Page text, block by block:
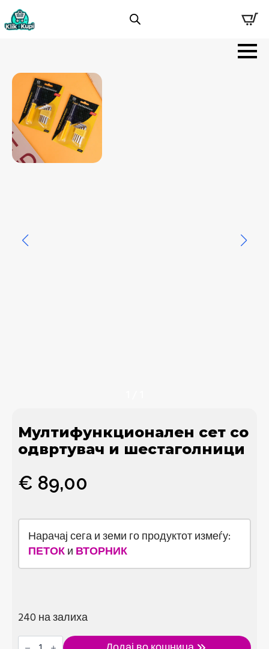
Мултифункционален сет со
одвртувач и шестаголници
€ 89,00
Нарачај сега и земи го продуктот измеѓу:
ПЕТОК и ВТОРНИК
240 на залиха
Мултифункционален